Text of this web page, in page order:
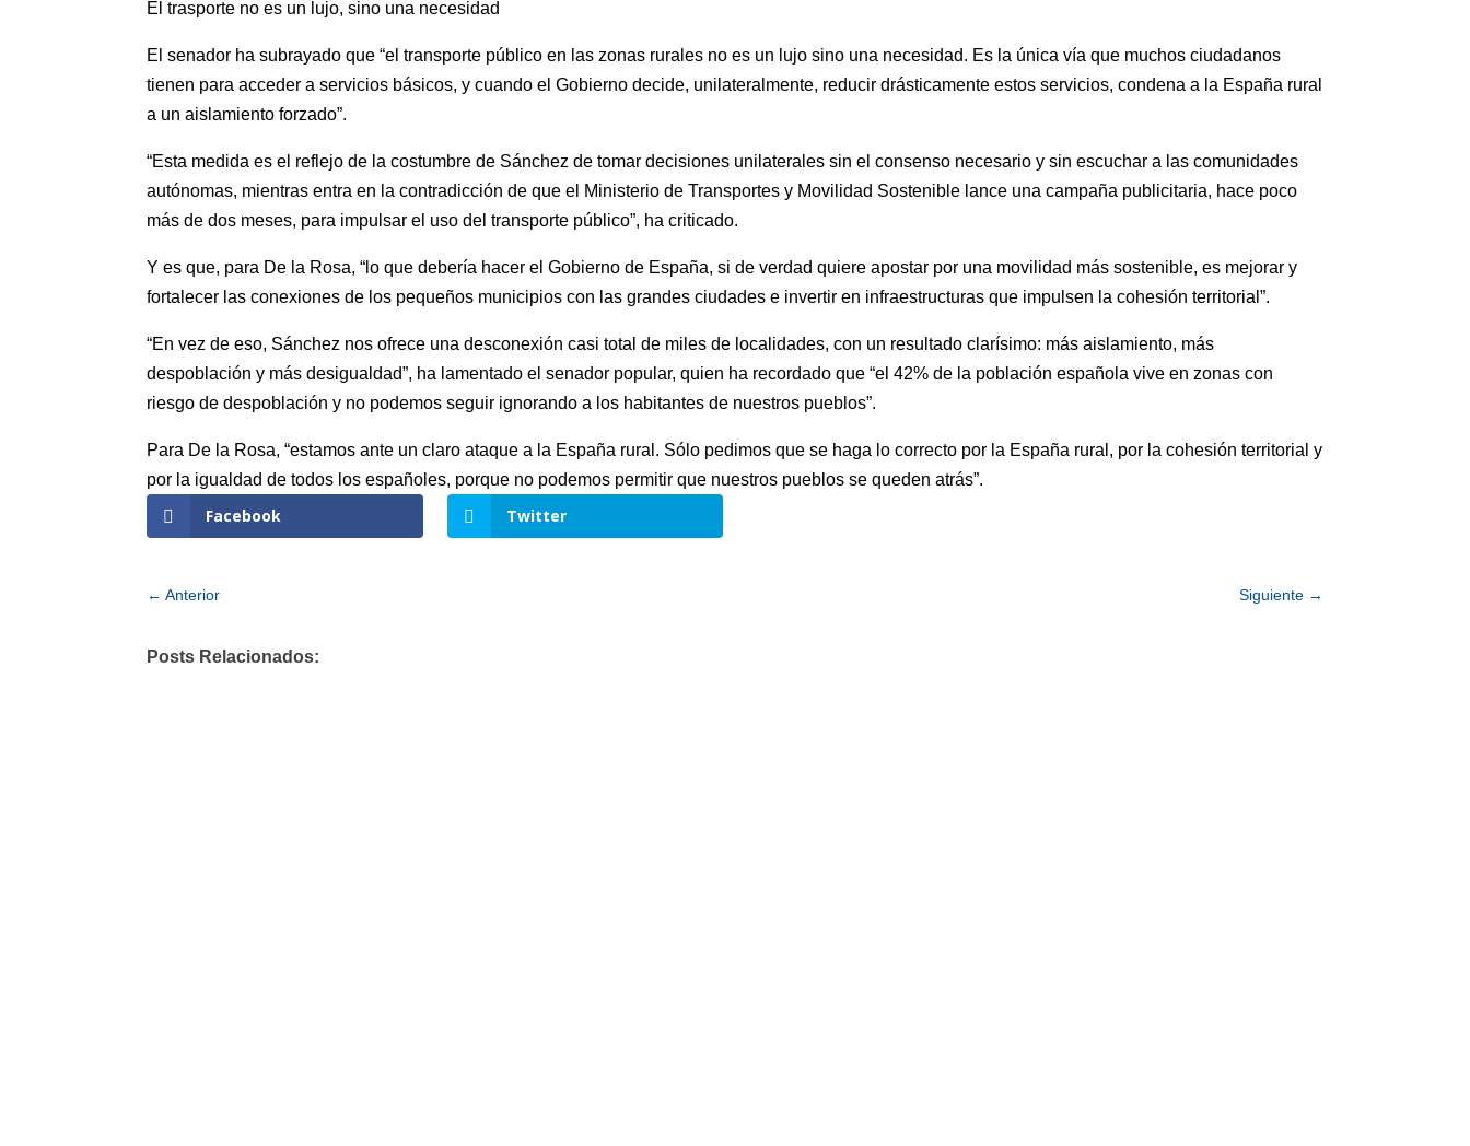
El trasporte no es un lujo, sino una necesidad
El senador ha subrayado que “el transporte público en las zonas rurales no es un lujo sino una necesidad. Es la única vía que muchos ciudadanos
tienen para acceder a servicios básicos, y cuando el Gobierno decide, unilateralmente, reducir drásticamente estos servicios, condena a la España rural
a un aislamiento forzado”.
“Esta medida es el reflejo de la costumbre de Sánchez de tomar decisiones unilaterales sin el consenso necesario y sin escuchar a las comunidades
autónomas, mientras entra en la contradicción de que el Ministerio de Transportes y Movilidad Sostenible lance una campaña publicitaria, hace poco
más de dos meses, para impulsar el uso del transporte público”, ha criticado.
Y es que, para De la Rosa, “lo que debería hacer el Gobierno de España, si de verdad quiere apostar por una movilidad más sostenible, es mejorar y
fortalecer las conexiones de los pequeños municipios con las grandes ciudades e invertir en infraestructuras que impulsen la cohesión territorial”.
“En vez de eso, Sánchez nos ofrece una desconexión casi total de miles de localidades, con un resultado clarísimo: más aislamiento, más
despoblación y más desigualdad”, ha lamentado el senador popular, quien ha recordado que “el 42% de la población española vive en zonas con
riesgo de despoblación y no podemos seguir ignorando a los habitantes de nuestros pueblos”.
Para De la Rosa, “estamos ante un claro ataque a la España rural. Sólo pedimos que se haga lo correcto por la España rural, por la cohesión territorial y
por la igualdad de todos los españoles, porque no podemos permitir que nuestros pueblos se queden atrás”.
Facebook Twitter
←Anterior Siguiente→
Posts Relacionados: